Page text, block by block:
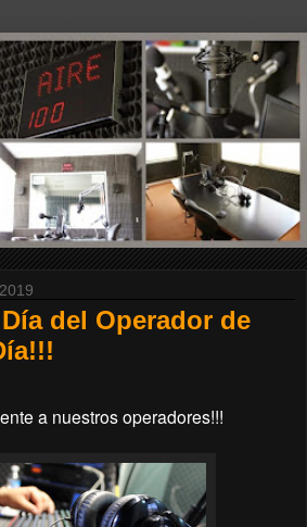
del Operador de
a nuestros operadores!!!